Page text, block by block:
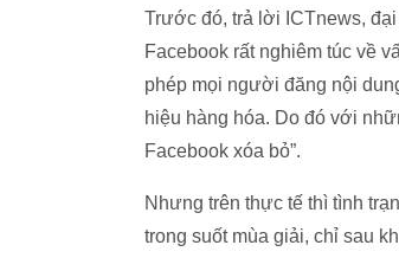
Trước đó, trả lời ICTnews,
Facebook rất nghiêm túc về
phép mọi người đăng nội
hiệu hàng hóa. Do đó với
Facebook xóa bỏ”.
Nhưng trên thực tế thì tình
trong suốt mùa giải, chỉ sau